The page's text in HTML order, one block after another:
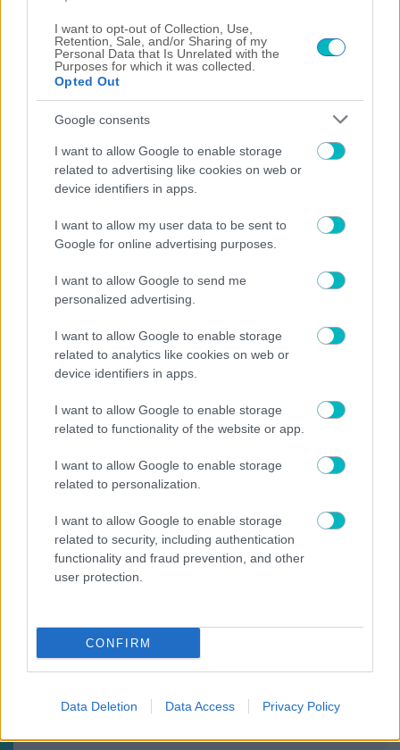
I want to opt-out of Collection, Use,
Retention, Sale, and/or Sharing of my
Personal Data that Is Unrelated with the
Purposes for which it was collected.
Opted Out
Google consents
I want to allow Google to enable storage
related to advertising like cookies on web or
device identifiers in apps.
I want to allow my user data to be sent to
Google for online advertising purposes.
I want to allow Google to send me
personalized advertising.
I want to allow Google to enable storage
related to analytics like cookies on web or
device identifiers in apps.
I want to allow Google to enable storage
related to functionality of the website or app.
I want to allow Google to enable storage
related to personalization.
I want to allow Google to enable storage
related to security, including authentication
functionality and fraud prevention, and other
user protection.
CONFIRM
Data Deletion Data Access Privacy Policy
ΔΙΕΘΝΗ
ΠΑΟΚ… ύπνος και 0-1 η Άντερλεχτ στα 17
ΔΙΕΘΝΗ
Στον Φορλάν τα… κλειδιά της Ουρουγουάης
ΔΙΕΘΝΗ
Με Ζίβκοβιτς η ενδεκάδα του ΠΑΟΚ κόντρα στην
Άντερλεχτ